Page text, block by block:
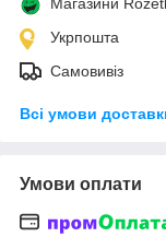
Укрпошта
Самовивіз
Всі умови
Умови оплати